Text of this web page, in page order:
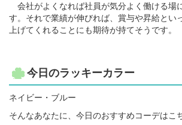
会社がよくなれば社員が気分よく働ける場
す。それで業績が伸びれば、賞与や昇給とい
上げてくれることにも期待が持てそうです。
今日のラッキーカラー
ネイビー・ブルー
そんなあなたに、今日のおすすめコーデはこ